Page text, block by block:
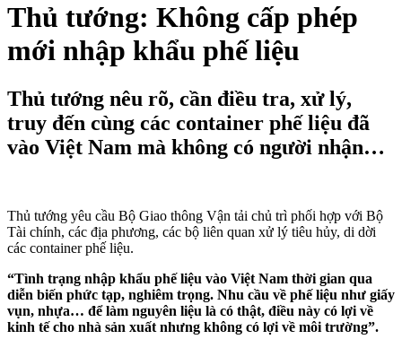
Thủ tướng: Không cấp phép
mới nhập khẩu phế liệu
Thủ tướng nêu rõ, cần điều tra, xử lý,
truy đến cùng các container phế liệu đã
vào Việt Nam mà không có người nhận…
Thủ tướng yêu cầu Bộ Giao thông Vận tải chủ trì phối hợp với Bộ
Tài chính, các địa phương, các bộ liên quan xử lý tiêu hủy, di dời
các container phế liệu.
“Tình trạng nhập khẩu phế liệu vào Việt Nam thời gian qua
diễn biến phức tạp, nghiêm trọng. Nhu cầu về phế liệu như giấy
vụn, nhựa… để làm nguyên liệu là có thật, điều này có lợi về
kinh tế cho nhà sản xuất nhưng không có lợi về môi trường”.